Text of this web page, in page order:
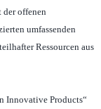
offenen
umfassenden
Ressourcen aus
Innovative Products“